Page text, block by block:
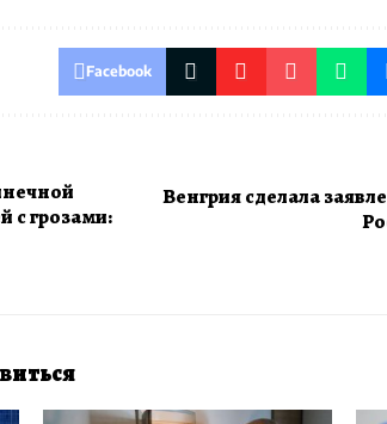
Facebook
с грозами:
Венгрия сделала